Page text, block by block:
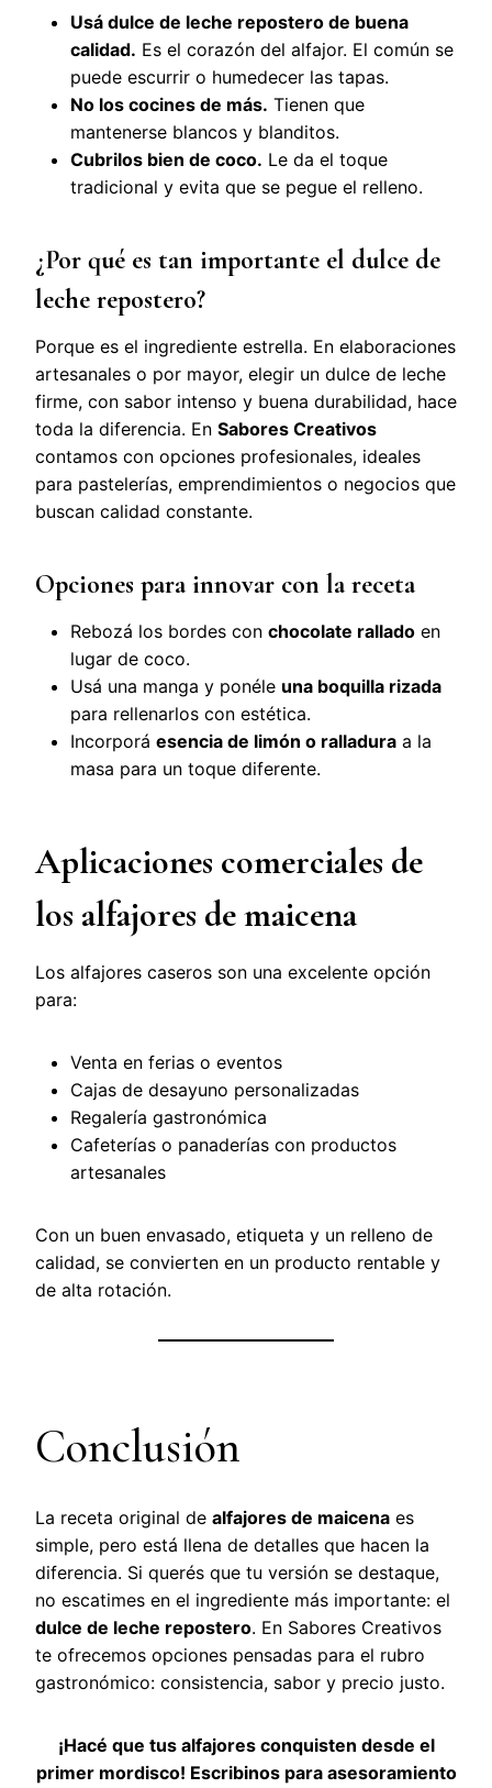
Usá dulce de leche repostero de buena
calidad. Es el corazón del alfajor. El común se
puede escurrir o humedecer las tapas.
No los cocines de más. Tienen que
mantenerse blancos y blanditos.
Cubrilos bien de coco. Le da el toque
tradicional y evita que se pegue el relleno.
¿Por qué es tan importante el dulce de
leche repostero?
Porque es el ingrediente estrella. En elaboraciones
artesanales o por mayor, elegir un dulce de leche
firme, con sabor intenso y buena durabilidad, hace
toda la diferencia. En Sabores Creativos
contamos con opciones profesionales, ideales
para pastelerías, emprendimientos o negocios que
buscan calidad constante.
Opciones para innovar con la receta
Rebozá los bordes con chocolate rallado en
lugar de coco.
Usá una manga y ponéle una boquilla rizada
para rellenarlos con estética.
Incorporá esencia de limón o ralladura a la
masa para un toque diferente.
Aplicaciones comerciales de
los alfajores de maicena
Los alfajores caseros son una excelente opción
para:
Venta en ferias o eventos
Cajas de desayuno personalizadas
Regalería gastronómica
Cafeterías o panaderías con productos
artesanales
Con un buen envasado, etiqueta y un relleno de
calidad, se convierten en un producto rentable y
de alta rotación.
Conclusión
La receta original de alfajores de maicena es
simple, pero está llena de detalles que hacen la
diferencia. Si querés que tu versión se destaque,
no escatimes en el ingrediente más importante: el
dulce de leche repostero. En Sabores Creativos
te ofrecemos opciones pensadas para el rubro
gastronómico: consistencia, sabor y precio justo.
¡Hacé que tus alfajores conquisten desde el
primer mordisco! Escribinos para asesoramiento